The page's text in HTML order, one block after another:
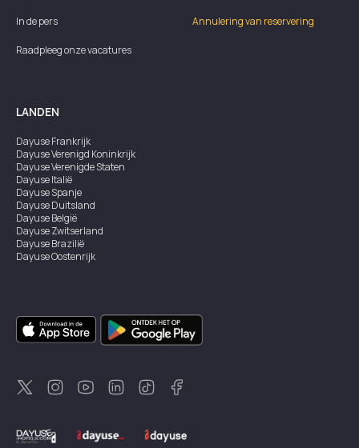
In de pers
Raadpleeg onze vacatures
Annulering van reservering
LANDEN
DayuseFrankrijk
DayuseVerenigd Koninkrijk
DayuseVerenigde Staten
DayuseItalië
DayuseSpanje
DayuseDuitsland
DayuseBelgië
DayuseZwitserland
DayuseBrazilië
DayuseOostenrijk
DayuseSingapore
DayuseZweden
DayuseThailand
DayuseNieuw-Zeeland
DayuseTurkiye